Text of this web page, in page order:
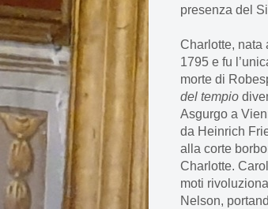
presenza del
Charlotte, nata
1795 e fu
morte di
del tempio
Asgurgo a
da Heinrich
alla corte
Charlotte.
moti
Nelson,